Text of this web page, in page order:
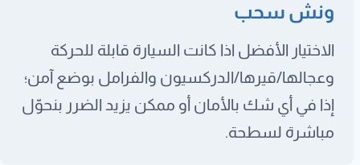
ونش سحب
الاختيار الأفضل اذا كانت السيارة قابلة للحركة
وعجالها/قيرها/الدركسيون والفرامل بوضع آمن؛
إذا في أي شك بالأمان أو ممكن يزيد الضرر بنحوّل
مباشرة لسطحة.